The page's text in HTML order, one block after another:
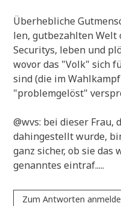
Über­heb­li­che
len, gut­be­zahl­ten Welt
Secu­ri­tys, leben und
wovor das "Volk" sich
sind (die im
"pro­blem­ge­löst"
@wvs: bei die­ser Frau,
dahin­ge­stellt wur­de,
ganz sicher, ob sie
genann­tes eintraf.....
Zum Antworten